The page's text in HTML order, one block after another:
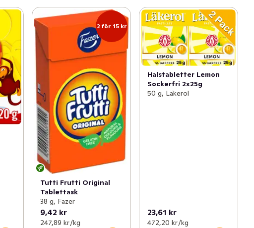
2 för 15 kr
Tutti Frutti Original
Tablettask
38 g, Fazer
9,42 kr
247,89 kr /kg
Halstabletter Lemon
Sockerfri 2x25g
50 g, Läkerol
23,61 kr
472,20 kr /kg